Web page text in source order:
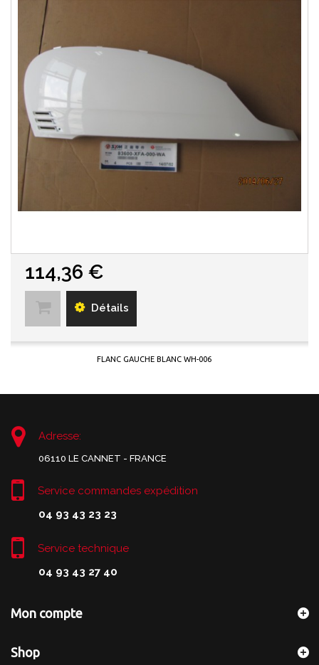
114,36 €
Détails
FLANC GAUCHE BLANC WH-006
Adresse:
06110 LE CANNET - FRANCE
Service commandes expédition
04 93 43 23 23
Service technique
04 93 43 27 40
Mon compte
Shop